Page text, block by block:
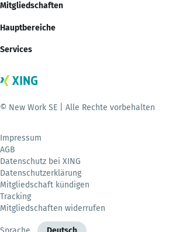
Mitgliedschaften
Hauptbereiche
Services
© New Work SE | Alle Rechte vorbehalten
Impressum
AGB
Datenschutz bei XING
Datenschutzerklärung
Mitgliedschaft kündigen
Tracking
Mitgliedschaften widerrufen